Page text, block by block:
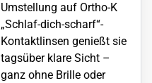
Umstellung auf Ortho-K
„Schlaf-dich-scharf“-
Kontaktlinsen genießt sie
tagsüber klare Sicht –
ganz ohne Brille oder